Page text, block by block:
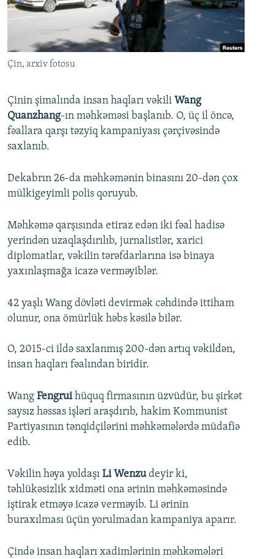
İNFOQRAFIKA
KARIKATURA
AZƏRBAYCAN ƏDƏBIYYATI KITABXANASI
İSLAM VƏ DEMOKRATIYA
MISSIYAMIZ
PEŞƏ ETIKASI VƏ JURNALISTIKA STANDARTLARIMIZ
BIZIMLƏ ƏLAQƏ
XƏBƏR BÜLLETENLƏRIMIZ
BIZI IZLƏ
Çin, arxiv fotosu
Çinin şimalında insan haqları vəkili Wang
Quanzhang-ın məhkəməsi başlanıb. O, üç il öncə,
fəallara qarşı təzyiq kampaniyası çərçivəsində
saxlanıb.
Dekabrın 26-da məhkəmənin binasını 20-dən çox
mülkigeyimli polis qoruyub.
Məhkəmə qarşısında etiraz edən iki fəal hadisə
yerindən uzaqlaşdırılıb, jurnalistlər, xarici
diplomatlar, vəkilin tərəfdarlarına isə binaya
yaxınlaşmağa icazə verməyiblər.
42 yaşlı Wang dövləti devirmək cəhdində ittiham
olunur, ona ömürlük həbs kəsilə bilər.
O, 2015-ci ildə saxlanmış 200-dən artıq vəkildən,
insan haqları fəalından biridir.
Wang Fengruihüquq firmasının üzvüdür, bu şirkət
saysız həssas işləri araşdırıb, hakim Kommunist
Partiyasının tənqidçilərini məhkəmələrdə müdafiə
edib.
Vəkilin həya yoldaşı Li Wenzudeyir ki,
təhlükəsizlik xidməti ona ərinin məhkəməsində
iştirak etməyə icazə verməyib. Li ərinin
buraxılması üçün yorulmadan kampaniya aparır.
Çində insan haqları xadimlərinin məhkəmələri